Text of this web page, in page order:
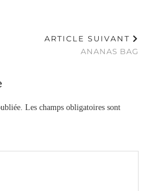
ARTICLE SUIVANT
ANANAS BAG
Les champs obligatoires sont